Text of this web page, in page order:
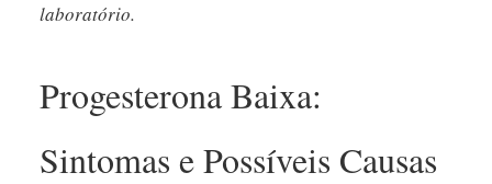
laboratório.
Progesterona Baixa:
Sintomas e Possíveis Causas